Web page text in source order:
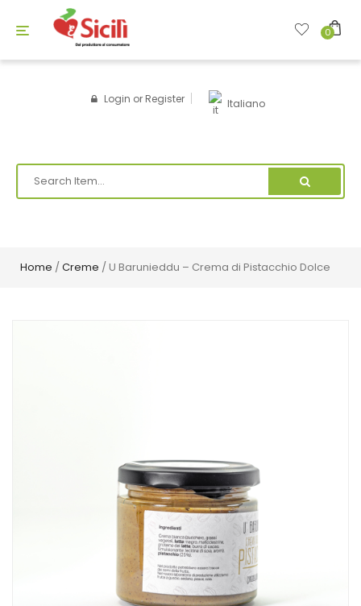
Toggle
navigation
0
Login or Register Italiano
Home / Creme / U Barunieddu – Crema di Pistacchio Dolce